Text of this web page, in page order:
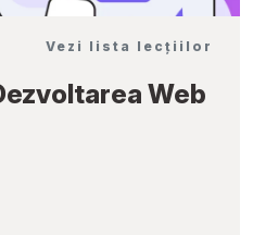
Vezi lista lecțiilor
Web